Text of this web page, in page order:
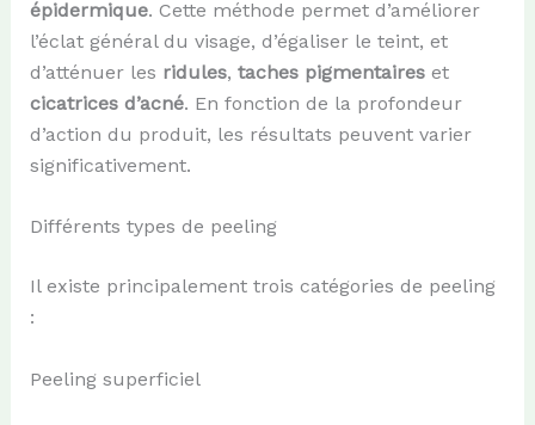
épidermique. Cette méthode permet d’améliorer
l’éclat général du visage, d’égaliser le teint, et
d’atténuer les ridules, taches pigmentaireset
cicatrices d’acné. En fonction de la profondeur
d’action du produit, les résultats peuvent varier
significativement.
Différents types de peeling
Il existe principalement trois catégories de peeling
:
Peeling superficiel